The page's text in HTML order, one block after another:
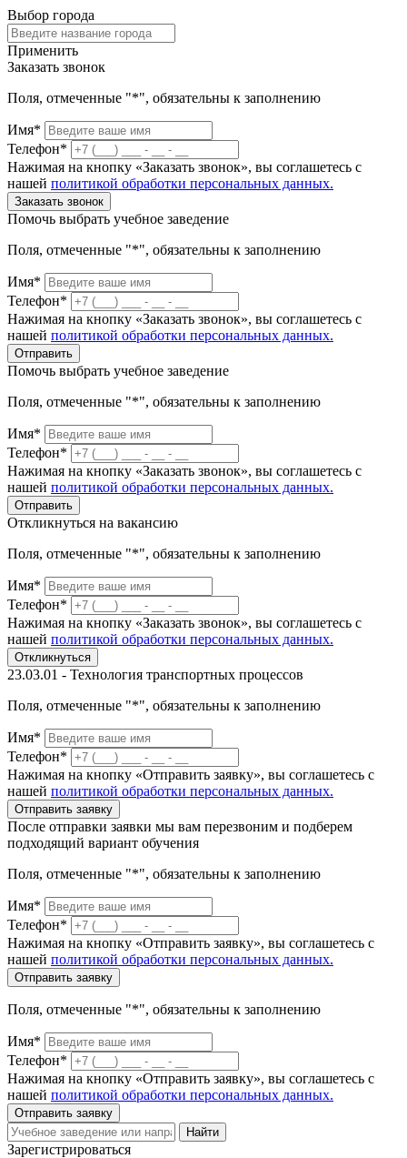
Выбор города
Применить
Заказать звонок
Поля, отмеченные "*", обязательны к заполнению
Имя*
Телефон*
Нажимая на кнопку «Заказать звонок», вы соглашетесь с
нашей политикой обработки персональных данных.
Заказать звонок
Помочь выбрать учебное заведение
Поля, отмеченные "*", обязательны к заполнению
Имя*
Телефон*
Нажимая на кнопку «Заказать звонок», вы соглашетесь с
нашей политикой обработки персональных данных.
Отправить
Помочь выбрать учебное заведение
Поля, отмеченные "*", обязательны к заполнению
Имя*
Телефон*
Нажимая на кнопку «Заказать звонок», вы соглашетесь с
нашей политикой обработки персональных данных.
Отправить
Откликнуться на вакансию
Поля, отмеченные "*", обязательны к заполнению
Имя*
Телефон*
Нажимая на кнопку «Заказать звонок», вы соглашетесь с
нашей политикой обработки персональных данных.
Откликнуться
23.03.01 - Технология транспортных процессов
Поля, отмеченные "*", обязательны к заполнению
Имя*
Телефон*
Нажимая на кнопку «Отправить заявку», вы соглашетесь с
нашей политикой обработки персональных данных.
Отправить заявку
После отправки заявки мы вам перезвоним и подберем
подходящий вариант обучения
Поля, отмеченные "*", обязательны к заполнению
Имя*
Телефон*
Нажимая на кнопку «Отправить заявку», вы соглашетесь с
нашей политикой обработки персональных данных.
Отправить заявку
Поля, отмеченные "*", обязательны к заполнению
Имя*
Телефон*
Нажимая на кнопку «Отправить заявку», вы соглашетесь с
нашей политикой обработки персональных данных.
Отправить заявку
Найти
Зарегистрироваться